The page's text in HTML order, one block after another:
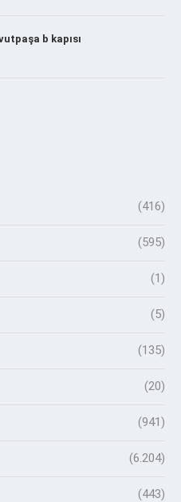
b kapısı
(416)
(595)
(1)
(5)
(135)
(20)
(941)
(6.204)
(443)